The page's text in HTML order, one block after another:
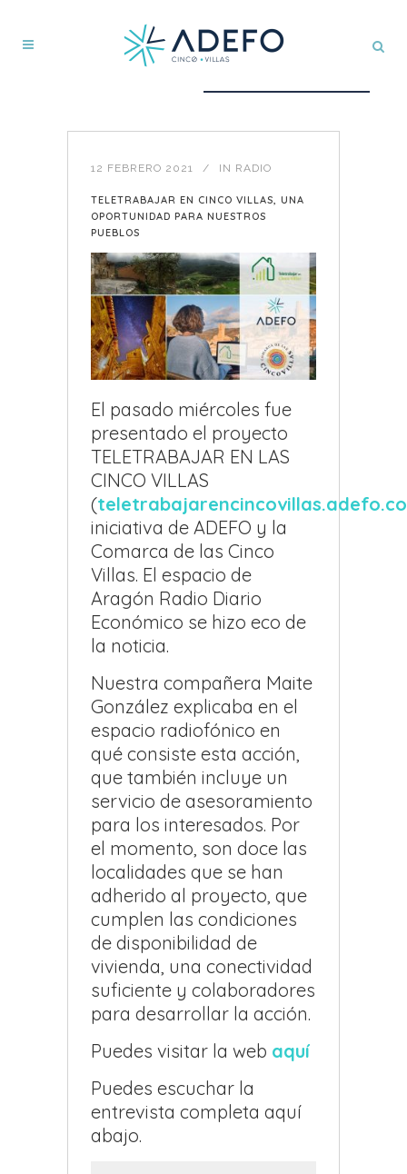
12 FEBRERO 2021 IN RADIO
TELETRABAJAR EN CINCO VILLAS, UNA
OPORTUNIDAD PARA NUESTROS
PUEBLOS
El pasado miércoles fue
presentado el proyecto
TELETRABAJAR EN LAS
CINCO VILLAS
(
iniciativa de ADEFO y la
Comarca de las Cinco
Villas. El espacio de
Aragón Radio Diario
Económico se hizo eco de
la noticia.
Nuestra compañera Maite
González explicaba en el
espacio radiofónico en
qué consiste esta acción,
que también incluye un
servicio de asesoramiento
para los interesados. Por
el momento, son doce las
localidades que se han
adherido al proyecto, que
cumplen las condiciones
de disponibilidad de
vivienda, una conectividad
suficiente y colaboradores
para desarrollar la acción.
Puedes visitar la web aquí
Puedes escuchar la
entrevista completa aquí
abajo.